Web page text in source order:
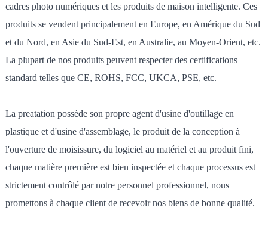
cadres photo numériques et les produits de maison intelligente. Ces
produits se vendent principalement en Europe, en Amérique du Sud
et du Nord, en Asie du Sud-Est, en Australie, au Moyen-Orient, etc.
La plupart de nos produits peuvent respecter des certifications
standard telles que CE, ROHS, FCC, UKCA, PSE, etc.
La preatation possède son propre agent d'usine d'outillage en
plastique et d'usine d'assemblage, le produit de la conception à
l'ouverture de moisissure, du logiciel au matériel et au produit fini,
chaque matière première est bien inspectée et chaque processus est
strictement contrôlé par notre personnel professionnel, nous
promettons à chaque client de recevoir nos biens de bonne qualité.